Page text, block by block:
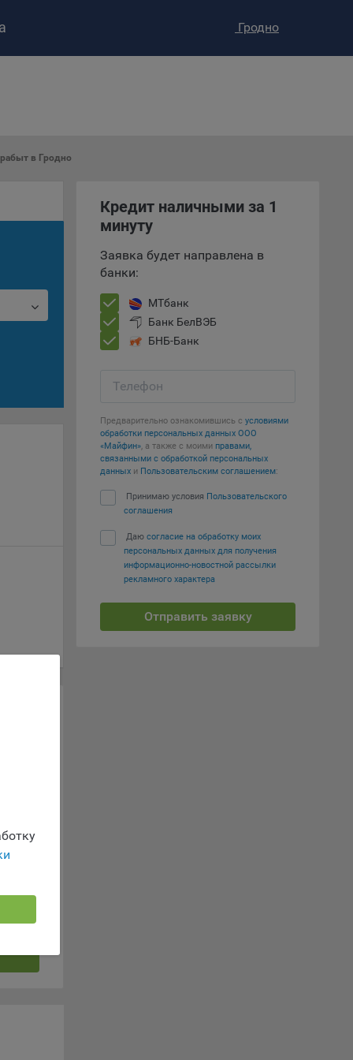
и
Гродно
в Гродно
Кредит наличными за 1
минуту
Заявка будет направлена в
банки:
МТбанк
Банк БелВЭБ
БНБ-Банк
Телефон
Предварительно ознакомившись с условиями
обработки персональных данных ООО
«Майфин», а также с моими правами,
связанными с обработкой персональных
данных и Пользовательским соглашением:
Принимаю условия Пользовательского
соглашения
Даю согласие на обработку моих
персональных данных для получения
информационно-новостной рассылки
рекламного характера
Отправить заявку